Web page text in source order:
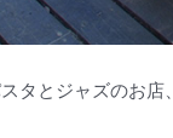
タとジャズのお店